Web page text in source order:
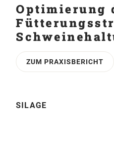
Optimier­ung
ZUM PRAXISBERICHT
SILAGE